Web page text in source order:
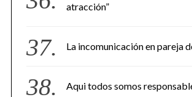
atracción”
La incomunicación en pareja
Aqui todos somos